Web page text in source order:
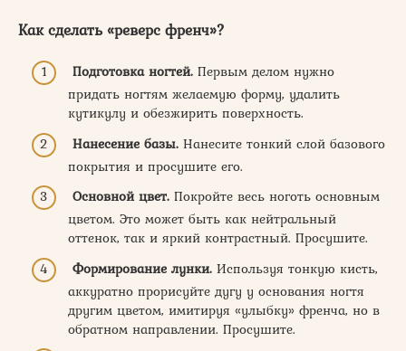
Как сделать «реверс френч»?
Подготовка ногтей. Первым делом нужно
придать ногтям желаемую форму, удалить
кутикулу и обезжирить поверхность.
Нанесение базы. Нанесите тонкий слой базового
покрытия и просушите его.
Основной цвет. Покройте весь ноготь основным
цветом. Это может быть как нейтральный
оттенок, так и яркий контрастный. Просушите.
Формирование лунки. Используя тонкую кисть,
аккуратно прорисуйте дугу у основания ногтя
другим цветом, имитируя «улыбку» френча, но в
обратном направлении. Просушите.